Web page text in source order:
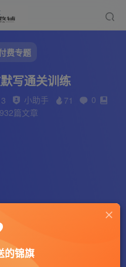
费专题
写通关训练
小助手 71
0
篇文章
的锦旗